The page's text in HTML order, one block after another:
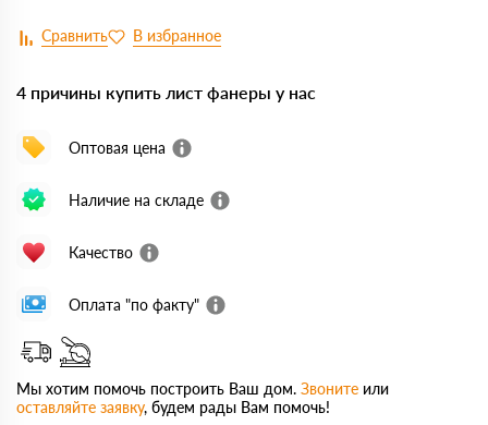
4 причины купить лист фанеры у нас
Оптовая цена
Наличие на складе
Качество
Оплата "по факту"
Мы хотим помочь построить Ваш дом. Звоните или
оставляйте заявку, будем рады Вам помочь!